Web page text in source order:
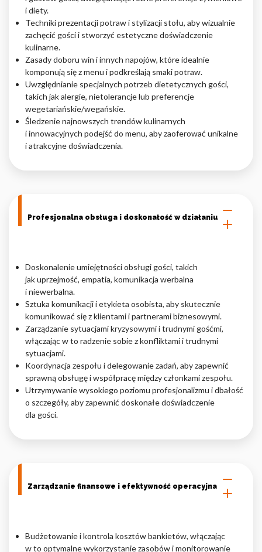
i diety.
Techniki prezentacji potraw i stylizacji stołu, aby wizualnie
zachęcić gości i stworzyć estetyczne doświadczenie
kulinarne.
Zasady doboru win i innych napojów, które idealnie
komponują się z menu i podkreślają smaki potraw.
Uwzględnianie specjalnych potrzeb dietetycznych gości,
takich jak alergie, nietolerancje lub preferencje
wegetariańskie/wegańskie.
Śledzenie najnowszych trendów kulinarnych
i innowacyjnych podejść do menu, aby zaoferować unikalne
i atrakcyjne doświadczenia.
Profesjonalna obsługa i doskonałość w działaniu
Doskonalenie umiejętności obsługi gości, takich
jak uprzejmość, empatia, komunikacja werbalna
i niewerbalna.
Sztuka komunikacji i etykieta osobista, aby skutecznie
komunikować się z klientami i partnerami biznesowymi.
Zarządzanie sytuacjami kryzysowymi i trudnymi gośćmi,
włączając w to radzenie sobie z konfliktami i trudnymi
sytuacjami.
Koordynacja zespołu i delegowanie zadań, aby zapewnić
sprawną obsługę i współpracę między członkami zespołu.
Utrzymywanie wysokiego poziomu profesjonalizmu i dbałość
o szczegóły, aby zapewnić doskonałe doświadczenie
dla gości.
Zarządzanie finansowe i efektywność operacyjna
Budżetowanie i kontrola kosztów bankietów, włączając
w to optymalne wykorzystanie zasobów i monitorowanie